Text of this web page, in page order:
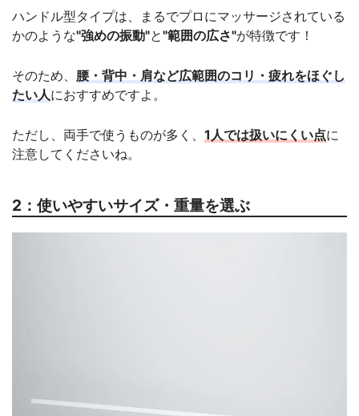
ハンドル型タイプは、まるでプロにマッサージされている
かのような"強めの振動"と"範囲の広さ"が特徴です！
そのため、 腰・背中・肩など広範囲のコリ・疲れをほぐし
たい人におすすめですよ。
ただし、両手で使うものが多く、 1人では扱いにくい点に
注意してくださいね。
2：使いやすいサイズ・重量を選ぶ